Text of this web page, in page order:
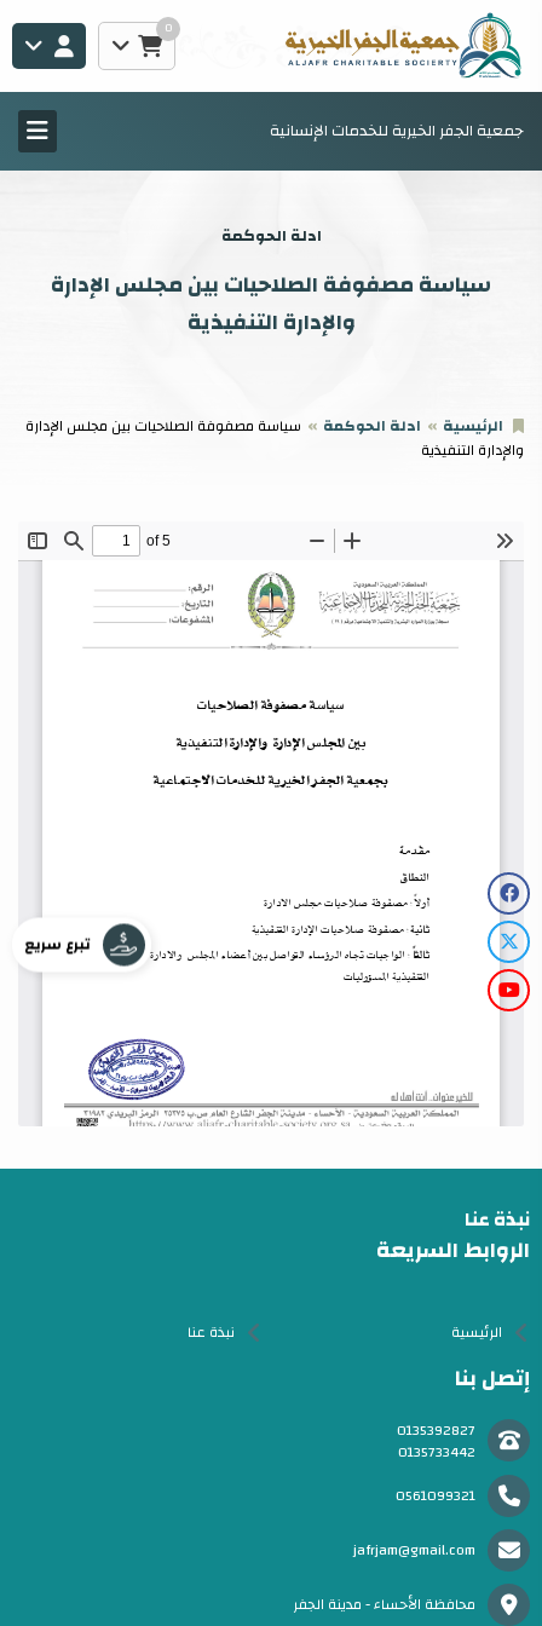
0
جمعية الجفر الخيرية للخدمات الإنسانية
ادلة الحوكمة
سياسة مصفوفة الصلاحيات بين مجلس الإدارة
والإدارة التنفيذية
الرئيسية ادلة الحوكمة
سياسة مصفوفة الصلاحيات بين مجلس الإدارة
والإدارة التنفيذية
نبذة عنا
الروابط السريعة
الرئيسية نبذة عنا
إتصل بنا
0135392827
0135733442
0561099321
jafrjam@gmail.com
محافظة الأحساء - مدينة الجفر
تبرع سريع